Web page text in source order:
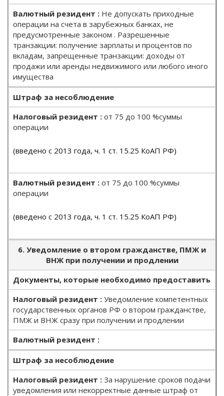
Не допускать приходные
операции на счета в зарубежных банках, не
предусмотренные законом . Разрешенные
транзакции: получение зарплаты и процентов по
вкладам, запрещенные транзакции: доходы от
продажи или аренды недвижимого или любого иного
имущества
Штраф за несоблюдение
от 75 до 100 %суммы
операции
(введено с 2013 года, ч. 1 ст. 15.25 КоАП РФ)
от 75 до 100 %суммы
операции
(введено с 2013 года, ч. 1 ст. 15.25 КоАП РФ)
6. Уведомление о втором гражданстве, ПМЖ и
ВНЖ при получении и продлении
Документы, которые необходимо предоставить
Уведомление компетентных
государственных органов РФ о втором гражданстве,
ПМЖ и ВНЖ сразу при получении и продлении
Штраф за несоблюдение
За нарушение сроков подачи
уведомления или некорректные данные штраф от